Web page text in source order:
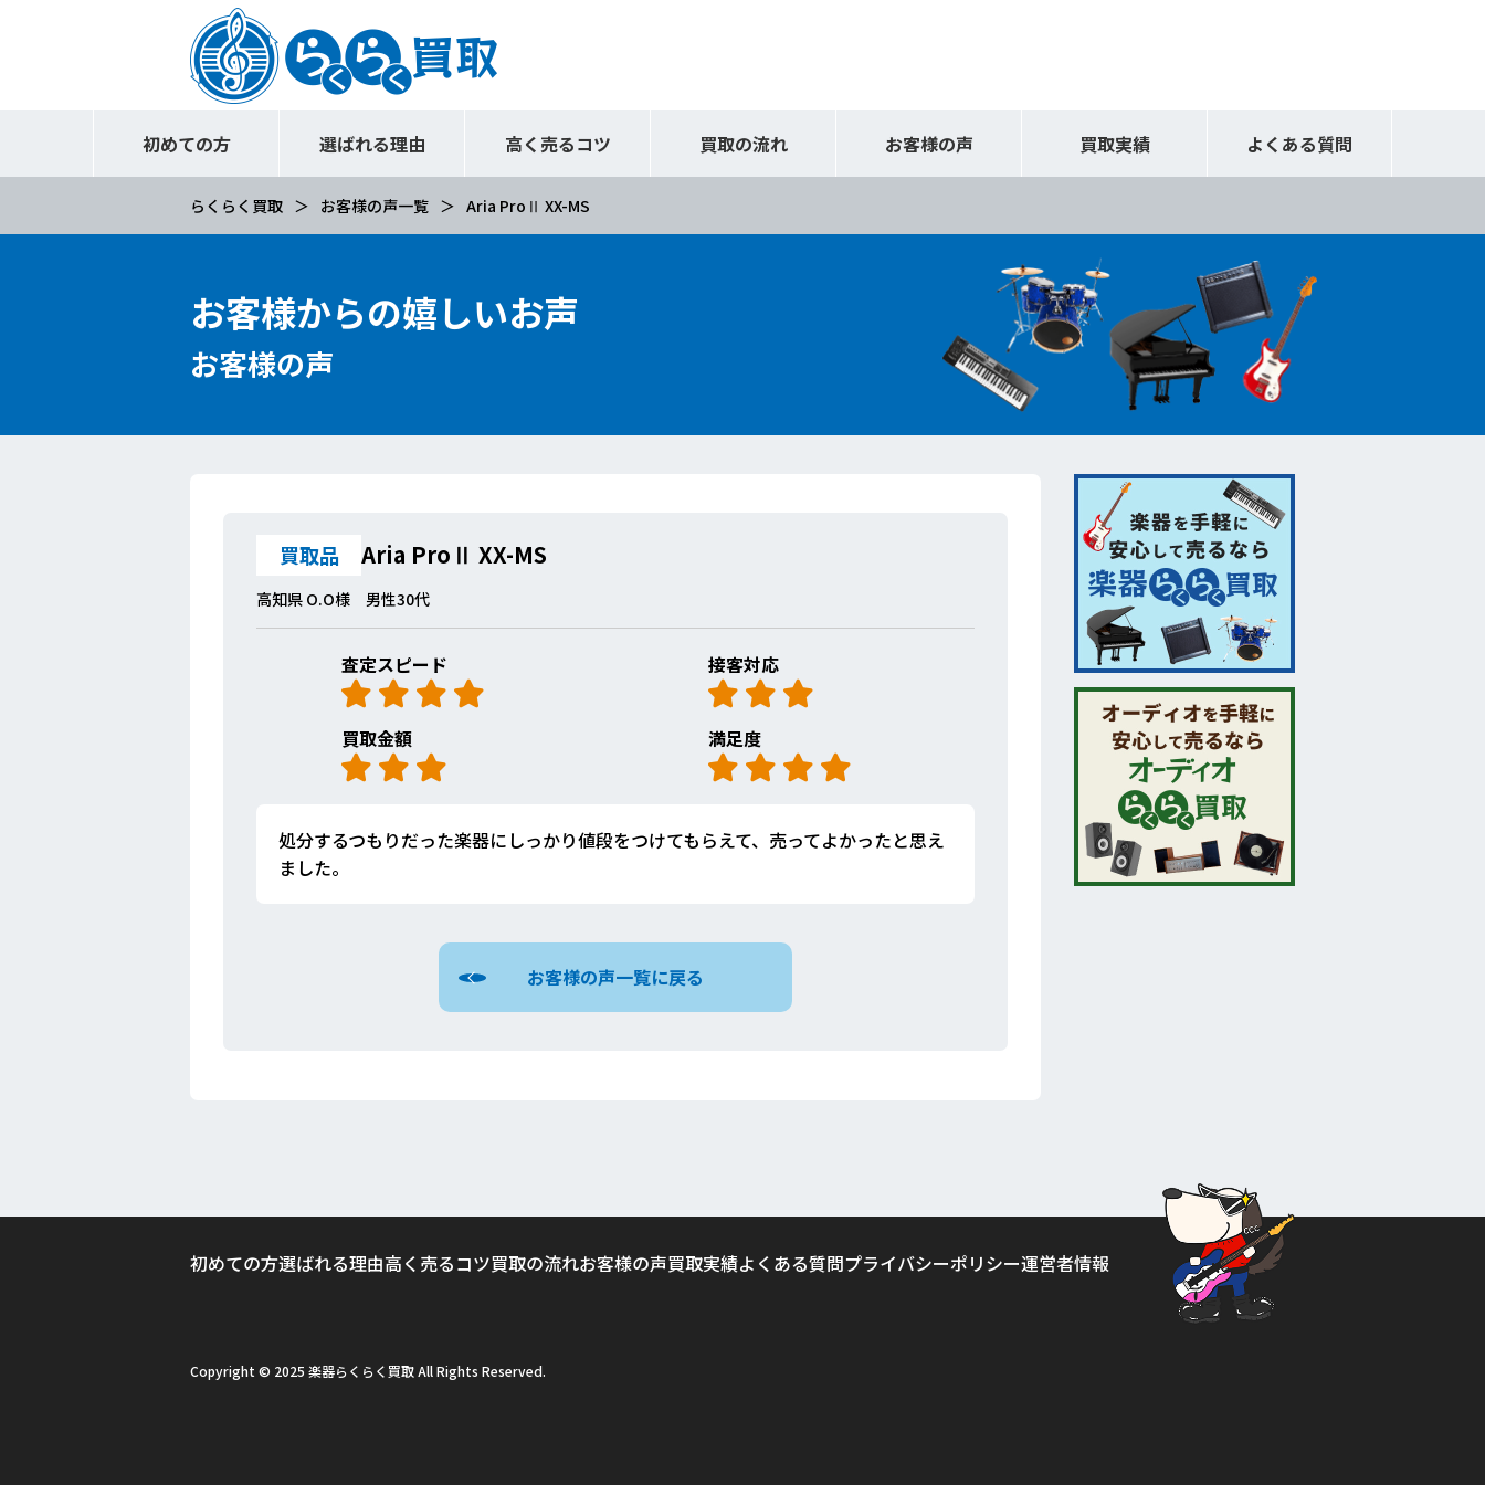
初めての方 選ばれる理由 高く売るコツ 買取の流れ お客様の声 買取実績 よくある質問
らくらく買取 お客様の声一覧 Aria ProⅡ XX-MS
お客様からの嬉しいお声
お客様の声
買取品 Aria ProⅡ XX-MS
高知県 O.O様 男性30代
査定スピード 接客対応
買取金額 満足度
処分するつもりだった楽器にしっかり値段をつけてもらえて、売ってよかったと思え
ました。
お客様の声一覧に戻る
初めての方選ばれる理由高く売るコツ買取の流れお客様の声買取実績よくある質問プライバシーポリシー運営者情報
Copyright © 2025 楽器らくらく買取 All Rights Reserved.